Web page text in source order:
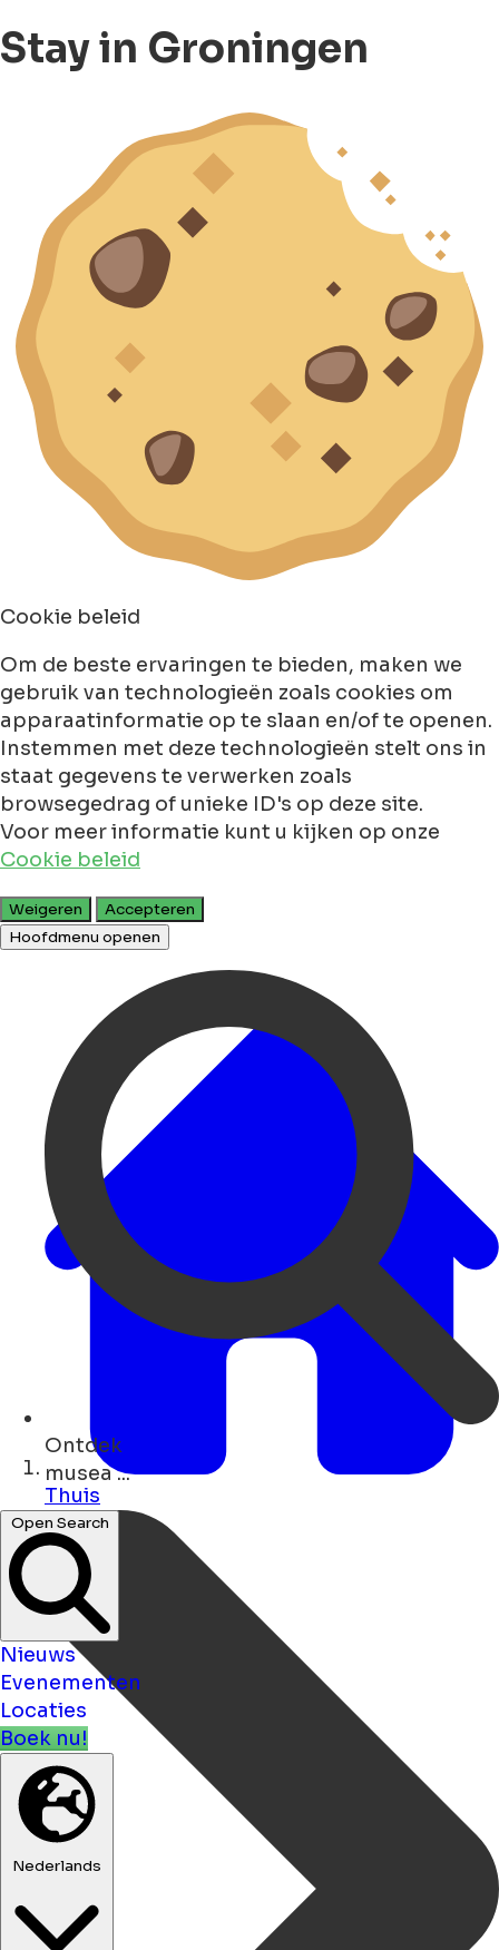
Stay in Groningen
Cookie beleid
Om de beste ervaringen te bieden, maken we
gebruik van technologieën zoals cookies om
apparaatinformatie op te slaan en/of te openen.
Instemmen met deze technologieën stelt ons in
staat gegevens te verwerken zoals
browsegedrag of unieke ID's op deze site.
Voor meer informatie kunt u kijken op onze
Cookie beleid
Weigeren
Accepteren
Hoofdmenu openen
Ontdek
cafés ...
Open Search
Nieuws
Evenementen
Locaties
Boek nu!
Nederlands
Thuis